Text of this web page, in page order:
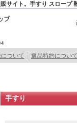
サイト。手すり スロープ
ついて 返品特約につい
手すり